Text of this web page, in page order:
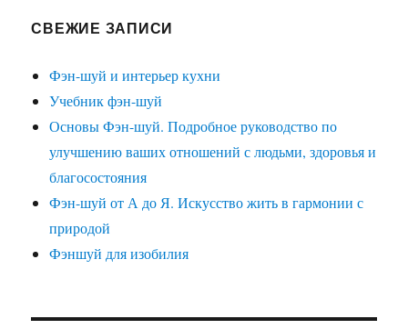
СВЕЖИЕ ЗАПИСИ
Фэн-шуй и интерьер кухни
Учебник фэн-шуй
Основы Фэн-шуй. Подробное руководство по
улучшению ваших отношений с людьми, здоровья и
благосостояния
Фэн-шуй от А до Я. Искусство жить в гармонии с
природой
Фэншуй для изобилия